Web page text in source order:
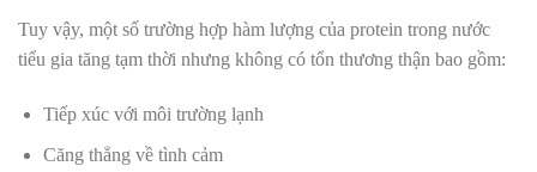
Tuy vậy, một số trường hợp hàm lượng của protein trong nước
tiểu gia tăng tạm thời nhưng không có tổn thương thận bao gồm:
Tiếp xúc với môi trường lạnh
Căng thẳng về tình cảm